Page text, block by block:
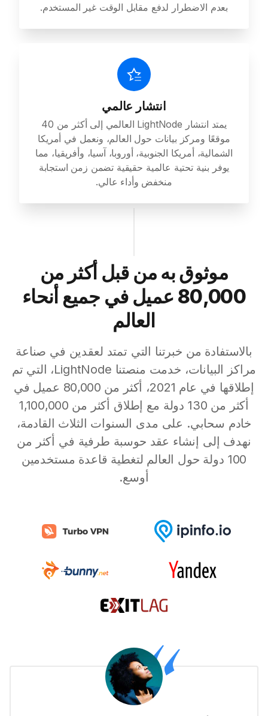
بعدم الاضطرار لدفع مقابل الوقت غير المستخدم.
انتشار عالمي
يمتد انتشار LightNode العالمي إلى أكثر من 40
موقعًا ومركز بيانات حول العالم، ونعمل في أمريكا
الشمالية، أمريكا الجنوبية، أوروبا، آسيا، وأفريقيا، مما
يوفر بنية تحتية عالمية حقيقية تضمن زمن استجابة
منخفض وأداء عالي.
موثوق به من قبل أكثر من
80,000 عميل في جميع أنحاء
العالم
بالاستفادة من خبرتنا التي تمتد لعقدين في صناعة
مراكز البيانات، خدمت منصتنا LightNode، التي تم
إطلاقها في عام 2021، أكثر من 80,000 عميل في
أكثر من 130 دولة مع إطلاق أكثر من 1,100,000
خادم سحابي. على مدى السنوات الثلاث القادمة،
نهدف إلى إنشاء عقد حوسبة طرفية في أكثر من
100 دولة حول العالم لتغطية قاعدة مستخدمين
أوسع.